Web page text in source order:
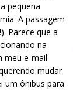
pequena
A passagem
Parece que a
na
meu e-mail
mudar
um ônibus para